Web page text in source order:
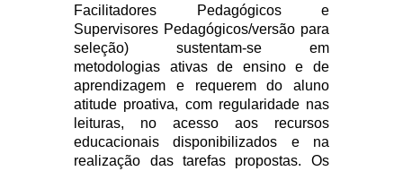
Facilitadores Pedagógicos e
Supervisores Pedagógicos/versão para
seleção) sustentam-se em
metodologias ativas de ensino e de
aprendizagem e requerem do aluno
atitude proativa, com regularidade nas
leituras, no acesso aos recursos
educacionais disponibilizados e na
realização das tarefas propostas. Os